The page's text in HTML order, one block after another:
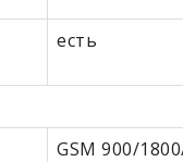
есть
GSM 900/